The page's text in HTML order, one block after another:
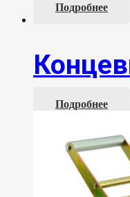
Подробнее
Подробнее